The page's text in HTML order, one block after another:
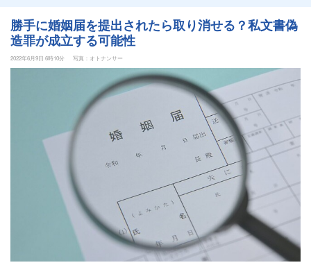
勝手に婚姻届を提出されたら取り消せる？私文書偽
造罪が成立する可能性
2022年6月9日 6時10分 写真：オトナンサー